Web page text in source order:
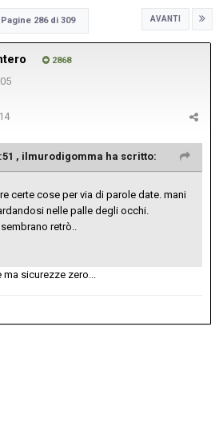
AVANTI
Pagine 286 di 309
2868
, ilmurodigomma ha scritto:
certe cose per via di parole date. mani
nelle palle degli occhi.
retrò..
sicurezze zero...